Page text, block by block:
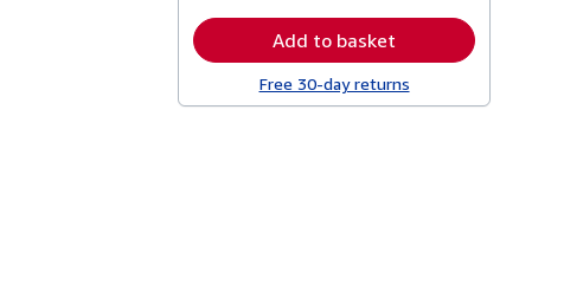
Add to basket
Free 30-day returns